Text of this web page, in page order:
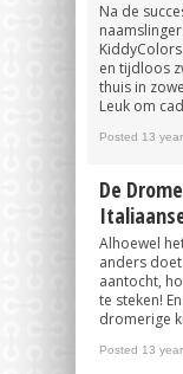
Na de
en tijdloos
thuis in
Leuk om
Posted 13
De
Alhoewel
anders
aantocht,
te steken!
dromerige
Posted 13